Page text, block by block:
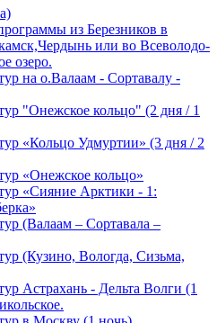
из Березников в
или во Всеволодо-
озеро.
на о.Валаам - Сортавалу -
"Онежское кольцо" (2 дня / 1
«Кольцо Удмуртии» (3 дня / 2
«Онежское кольцо»
«Сияние Арктики - 1:
(Валаам – Сортавала –
(Кузино, Вологда, Сизьма,
Астрахань - Дельта Волги (1